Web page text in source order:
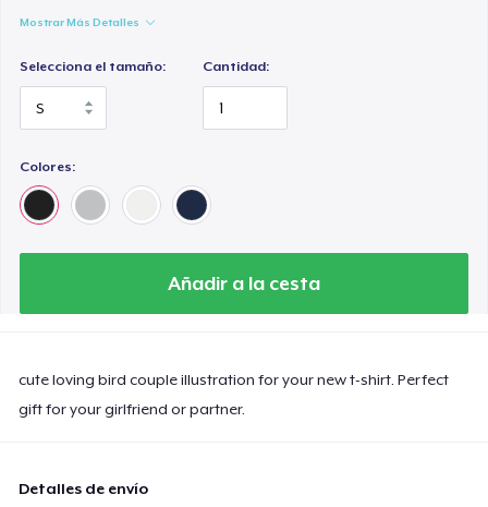
Mostrar Más Detalles
Selecciona el tamaño: Cantidad:
Colores:
Añadir a la cesta
cute loving bird couple illustration for your new t-shirt. Perfect
gift for your girlfriend or partner.
Detalles de envío